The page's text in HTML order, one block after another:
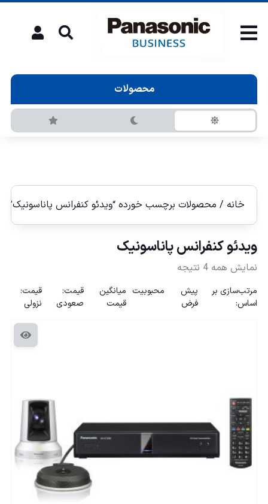
محصولات
خانه / محصولات برچسب خورده “ويدئو كنفرانس پاناسونيک”
ويدئو كنفرانس پاناسونيک
نمایش همه 4 نتیجه
مرتب‌سازی بر
اساس:
پیش
فرض
محبوبیت میانگین
قیمت
قیمت:
صعودی
قیمت:
نزولی